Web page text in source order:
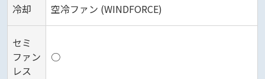
冷却 空冷ファン (WINDFORCE)
セミ
ファン
レス
○